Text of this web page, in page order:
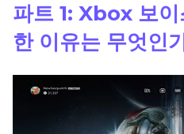
파트 2: Xbox용 음성 변조
결론
파트 1: Xbox 보
한 이유는 무엇인